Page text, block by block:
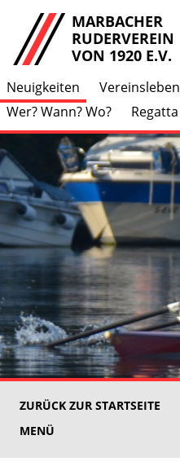
MARBACHER
RUDERVEREIN
VON 1920 E.V.
Neuigkeiten Vereinsleben
Wer? Wann? Wo?
Regatta
ZURÜCK ZUR STARTSEITE
MENÜ